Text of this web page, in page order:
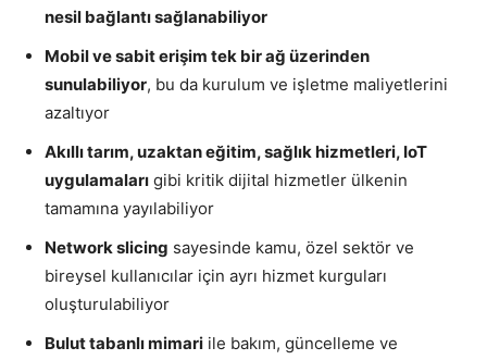
nesil bağlantı sağlanabiliyor
Mobil ve sabit erişim tek bir ağ üzerinden
sunulabiliyor, bu da kurulum ve işletme maliyetlerini
azaltıyor
Akıllı tarım, uzaktan eğitim, sağlık hizmetleri, IoT
uygulamaları gibi kritik dijital hizmetler ülkenin
tamamına yayılabiliyor
Network slicing sayesinde kamu, özel sektör ve
bireysel kullanıcılar için ayrı hizmet kurguları
oluşturulabiliyor
Bulut tabanlı mimari ile bakım, güncelleme ve